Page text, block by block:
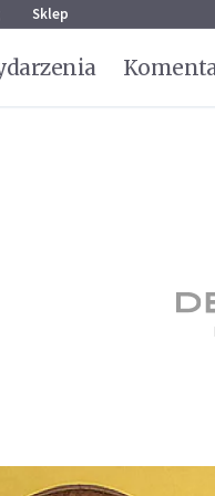
Sklep